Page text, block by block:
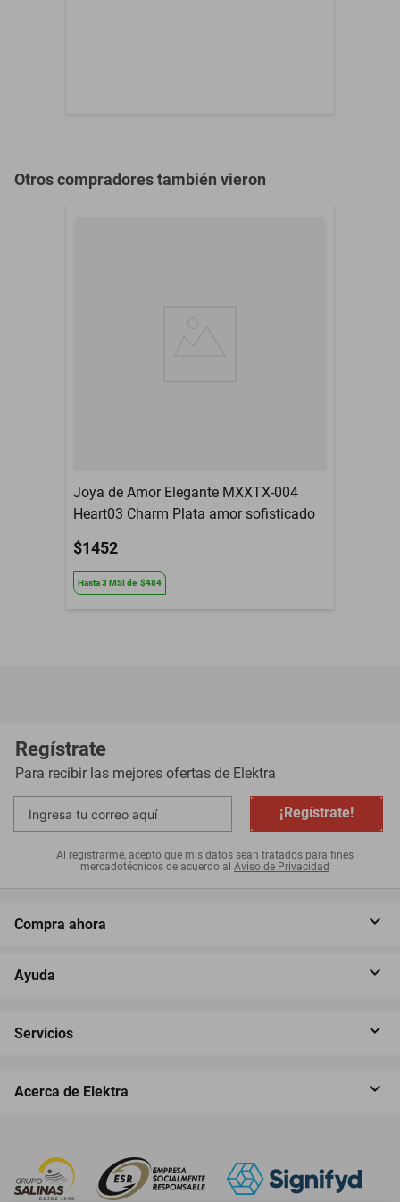
Otros compradores también vieron
Joya de Amor Elegante MXXTX-004
Heart03 Charm Plata amor sofisticado
$1452
Hasta3 MSIde $484
Regístrate
Para recibir las mejores ofertas de Elektra
¡Regístrate!
Al registrarme, acepto que mis datos sean tratados para fines
mercadotécnicos de acuerdo al Aviso de Privacidad
Compra ahora
Ayuda
Servicios
Acerca de Elektra